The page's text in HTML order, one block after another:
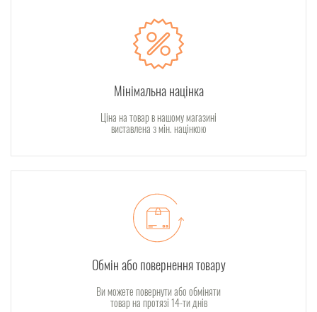
Мінімальна націнка
Ціна на товар в нашому магазині
виставлена з мін. націнкою
Обмін або повернення товару
Ви можете повернути або обміняти
товар на протязі 14-ти днів